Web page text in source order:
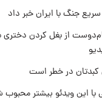
سریع جنگ با ایران خبر داد
از بغل کردن دختری
کبدتان در خطر است
این ویدئو بیشتر محبوب